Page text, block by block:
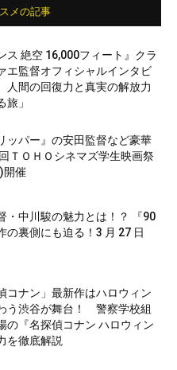
メの記事
ス 絶空 16,000フィート』クラ
エ監督オフィシャルインタビ
人間の回復力と真実の解放力
」
ッパー』の安田監督など豪華
ＴＯＨＯシネマズ学生映画祭
開催
・中川駿の魅力とは！？ 『90
の裏側にも迫る！3 月 27 日
コナン」最新作はハロウィン
う渋谷が舞台！ 警察学校組
の『名探偵コナン ハロウィン
を徹底解説